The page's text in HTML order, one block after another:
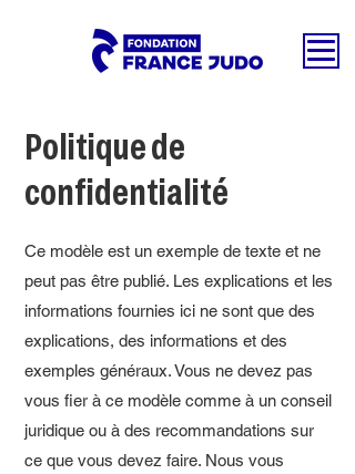
Politique de
confidentialité
Ce modèle est un exemple de texte et ne
peut pas être publié. Les explications et les
informations fournies ici ne sont que des
explications, des informations et des
exemples généraux. Vous ne devez pas
vous fier à ce modèle comme à un conseil
juridique ou à des recommandations sur
ce que vous devez faire. Nous vous